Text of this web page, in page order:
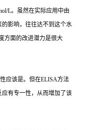
L。虽然在实际应用中由
影响，往往达不到这个水
方面的改进潜力是很大
应该是。但在ELISA方法
有专一性，从而增加了该